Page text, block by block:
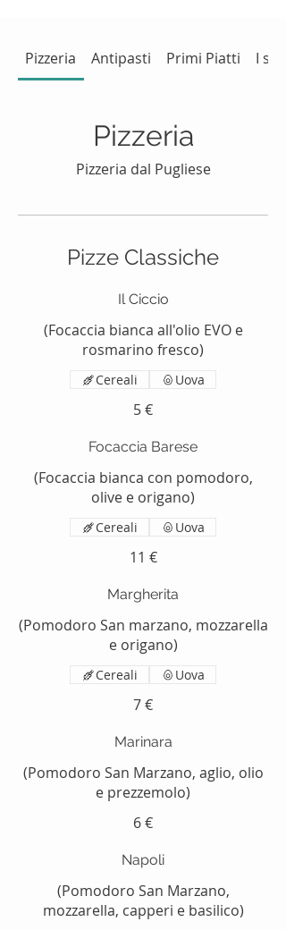
Pizzeria Antipasti Primi Piatti I
Pizzeria
Pizzeria dal Pugliese
Pizze Classiche
Il Ciccio
(Focaccia bianca all'olio EVO e
rosmarino fresco)
5 €
Cereali Uova
Focaccia Barese
(Focaccia bianca con pomodoro,
olive e origano)
11 €
Cereali Uova
Margherita
(Pomodoro San marzano, mozzarella
e origano)
7 €
Cereali Uova
Marinara
(Pomodoro San Marzano, aglio, olio
e prezzemolo)
6 €
Napoli
(Pomodoro San Marzano,
mozzarella, capperi e basilico)